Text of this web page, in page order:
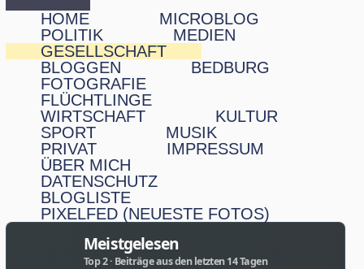
Schließen
HOME
MICROBLOG
POLITIK
MEDIEN
GESELLSCHAFT
BLOGGEN
BEDBURG
FOTOGRAFIE
FLÜCHTLINGE
WIRTSCHAFT
KULTUR
SPORT
MUSIK
PRIVAT
IMPRESSUM
ÜBER MICH
DATENSCHUTZ
BLOGLISTE
PIXELFED (NEUESTE FOTOS)
Meistgelesen
Top 2 · Beiträge aus den letzten 14 Tagen